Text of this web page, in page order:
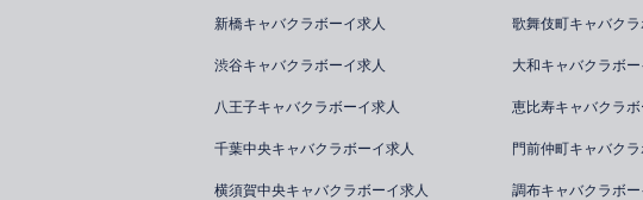
新橋キャバクラボーイ求人 歌舞伎町キャバクラ
渋谷キャバクラボーイ求人 大和キャバクラボー
八王子キャバクラボーイ求人 恵比寿キャバクラボ
千葉中央キャバクラボーイ求人 門前仲町キャバク
横須賀中央キャバクラボーイ求人 調布キャバクラボー